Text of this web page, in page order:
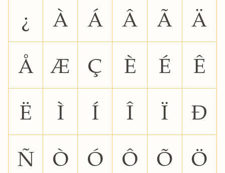
¿
À Á Â Ã
Ä
Å
Æ Ç È É
Ê
Ë
Ì Í Î Ï
Ð
Ñ
Ò Ó Ô Õ
Ö